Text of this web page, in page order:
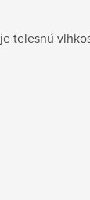
telesnú